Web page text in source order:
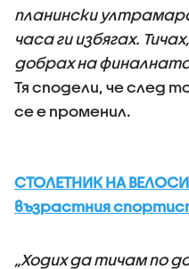
планински
часа ги избягах.
добрах на
Тя сподели, че след
се е променил.
СТОЛЕТНИК НА
възрастния
„Ходих да тичам по